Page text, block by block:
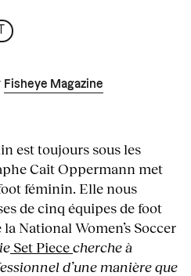
Fisheye Magazine
est toujours sous les
Cait Oppermann met
féminin. Elle nous
de cinq équipes de foot
National Women’s Soccer
Set Piececherche à
d’une manière que